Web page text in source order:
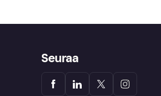
Seuraa